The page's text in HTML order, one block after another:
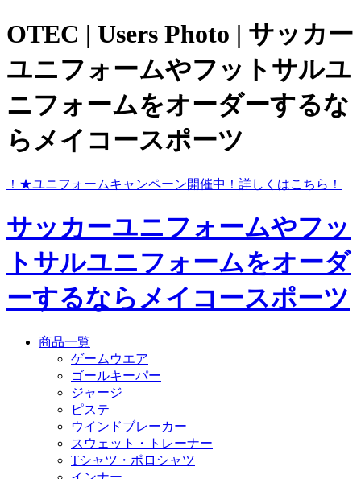
OTEC | Users Photo | サッカー
ユニフォームやフットサルユ
ニフォームをオーダーするな
らメイコースポーツ
★ユニフォームキャンペーン開催中！ 詳しくはこちら！
サッカーユニフォームやフッ
トサルユニフォームをオーダ
ーするならメイコースポーツ
商品一覧
ゲームウエア
ゴールキーパー
ジャージ
ピステ
ウインドブレーカー
スウェット・トレーナー
Tシャツ・ポロシャツ